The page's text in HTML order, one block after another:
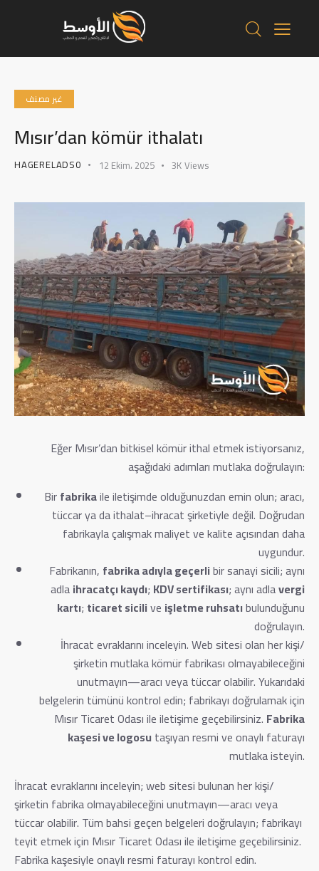
غير مصنف
Mısır’dan kömür ithalatı
HAGERELADS0 12 Ekim، 2025 3KViews
Eğer Mısır’dan bitkisel kömür ithal etmek istiyorsanız,
aşağıdaki adımları mutlaka doğrulayın:
Birfabrikaile iletişimde olduğunuzdan emin olun; aracı,
tüccar ya da ithalat–ihracat şirketiyle değil. Doğrudan
fabrikayla çalışmak maliyet ve kalite açısından daha
uygundur.
Fabrikanın, fabrika adıyla geçerlibir sanayi sicili; aynı
adlaihracatçı kaydı; KDV sertifikası; aynı adlavergi
kartı; ticaret sicilive işletme ruhsatıbulunduğunu
doğrulayın.
İhracat evraklarını inceleyin. Web sitesi olan her kişi/
şirketin mutlaka kömür fabrikası olmayabileceğini
unutmayın—aracı veya tüccar olabilir. Yukarıdaki
belgelerin tümünü kontrol edin; fabrikayı doğrulamak için
Mısır Ticaret Odası ile iletişime geçebilirsiniz. Fabrika
kaşesi ve logosutaşıyan resmi ve onaylı faturayı
mutlaka isteyin.
İhracat evraklarını inceleyin; web sitesi bulunan her kişi/
şirketin fabrika olmayabileceğini unutmayın—aracı veya
tüccar olabilir. Tüm bahsi geçen belgeleri doğrulayın; fabrikayı
teyit etmek için Mısır Ticaret Odası ile iletişime geçebilirsiniz.
Fabrika kaşesiyle onaylı resmi faturayı kontrol edin.